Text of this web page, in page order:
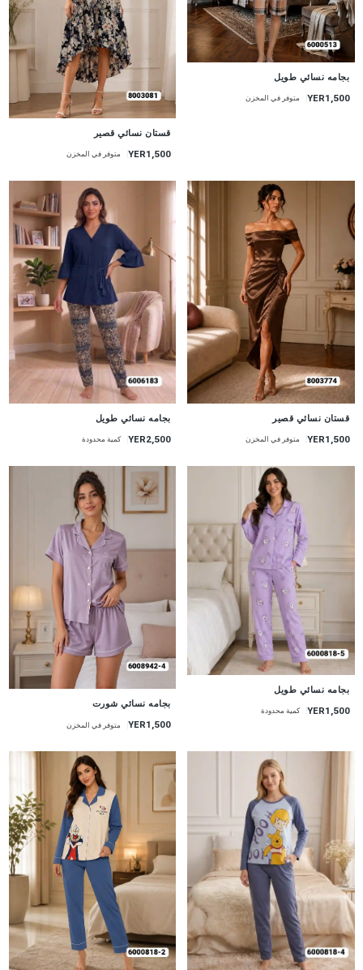
بجامه نسائي طويل
YER1,500 متوفر في المخزن
قستان نسائي قصير
YER1,500 متوفر في المخزن
قستان نسائي قصير
YER1,500 متوفر في المخزن
بجامه نسائي طويل
YER2,500 كمية محدودة
بجامه نسائي طويل
YER1,500 كمية محدودة
جديد
بجامه نسائي شورت
YER1,500 متوفر في المخزن